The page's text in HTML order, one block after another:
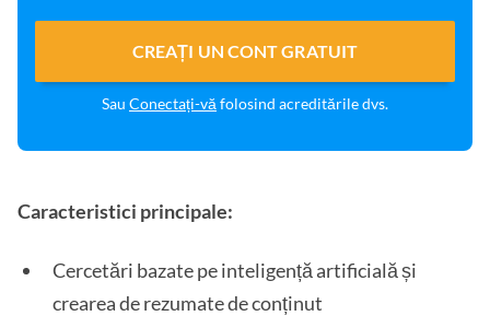
CREAȚI UN CONT GRATUIT
Sau Conectați-vă folosind acreditările dvs.
Caracteristici principale:
Cercetări bazate pe inteligență artificială și
crearea de rezumate de conținut